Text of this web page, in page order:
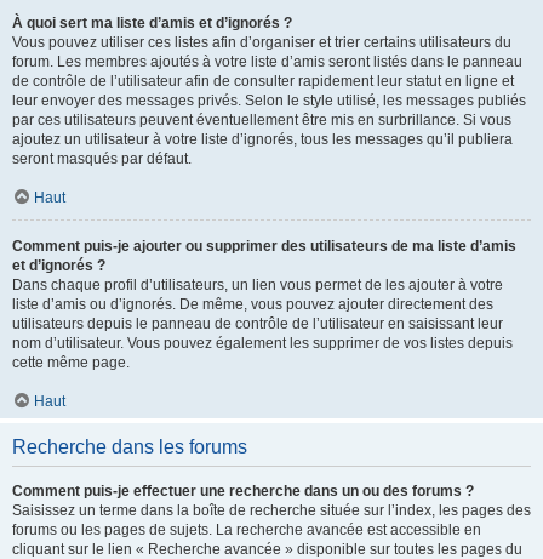
À quoi sert ma liste d’amis et d’ignorés ?
Vous pouvez utiliser ces listes afin d’organiser et trier certains utilisateurs du
forum. Les membres ajoutés à votre liste d’amis seront listés dans le panneau
de contrôle de l’utilisateur afin de consulter rapidement leur statut en ligne et
leur envoyer des messages privés. Selon le style utilisé, les messages publiés
par ces utilisateurs peuvent éventuellement être mis en surbrillance. Si vous
ajoutez un utilisateur à votre liste d’ignorés, tous les messages qu’il publiera
seront masqués par défaut.
Haut
Comment puis-je ajouter ou supprimer des utilisateurs de ma liste d’amis
et d’ignorés ?
Dans chaque profil d’utilisateurs, un lien vous permet de les ajouter à votre
liste d’amis ou d’ignorés. De même, vous pouvez ajouter directement des
utilisateurs depuis le panneau de contrôle de l’utilisateur en saisissant leur
nom d’utilisateur. Vous pouvez également les supprimer de vos listes depuis
cette même page.
Haut
Recherche dans les forums
Comment puis-je effectuer une recherche dans un ou des forums ?
Saisissez un terme dans la boîte de recherche située sur l’index, les pages des
forums ou les pages de sujets. La recherche avancée est accessible en
cliquant sur le lien « Recherche avancée » disponible sur toutes les pages du